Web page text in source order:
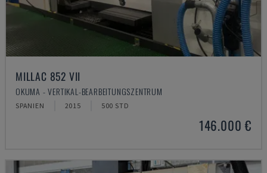
MILLAC 852 VII
OKUMA - VERTIKAL-BEARBEITUNGSZENTRUM
SPANIEN 2015 500 STD
146.000 €